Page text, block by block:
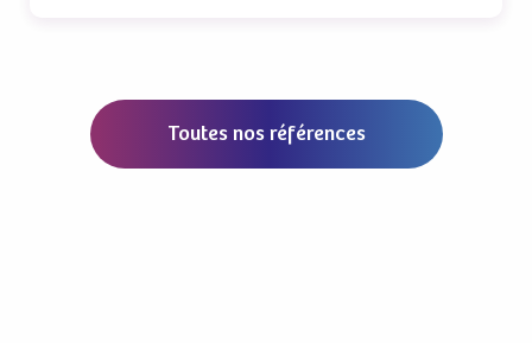
Toutes nos références